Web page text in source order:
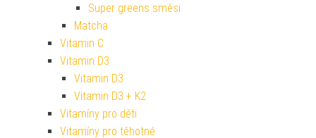
Super greens směsi
Matcha
Vitamin C
Vitamin D3
Vitamin D3
Vitamin D3 + K2
Vitamíny pro děti
Vitamíny pro těhotné